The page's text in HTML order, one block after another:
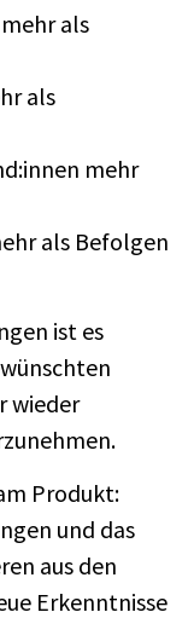
als
als
mehr
als Befolgen
ist es
wieder
Produkt:
und das
aus den
Erkenntnisse